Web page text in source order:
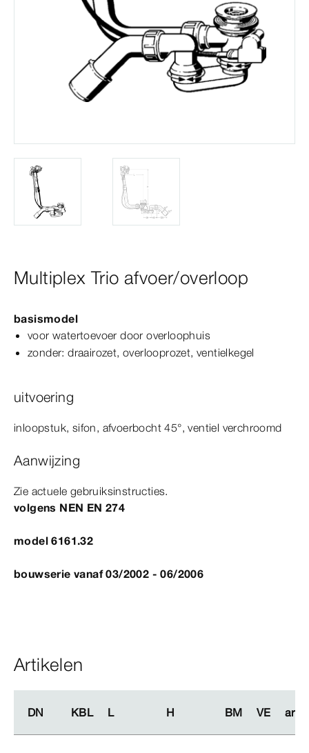
Multiplex Trio afvoer/overloop
basismodel
voor watertoevoer door overloophuis
zonder: draairozet, overlooprozet, ventielkegel
uitvoering
inloopstuk, sifon, afvoerbocht45°, ventiel verchroomd
Aanwijzing
Zie actuele gebruiksinstructies.
volgens NEN EN 274
model 6161.32
bouwserie vanaf 03/2002 - 06/2006
Artikelen
DN KBL L H BM VE
DN KBL L H BM VE